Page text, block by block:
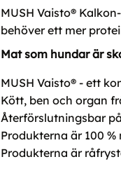
MUSH Vaisto®
behöver ett mer
Mat som hundar är
MUSH Vaisto® - ett
Kött, ben och organ
Återförslutningsbar
Produkterna är 100
Produkterna är